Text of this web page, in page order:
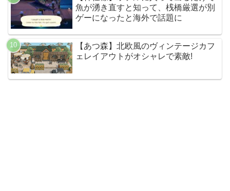
魚が湧き直すと知って、桟橋厳選が別
ゲーになったと海外で話題に
【あつ森】北欧風のヴィンテージカフ
ェレイアウトがオシャレで素敵!